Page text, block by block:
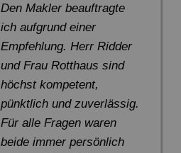
Den Makler beauftragte
ich aufgrund einer
Empfehlung. Herr Ridder
und Frau Rotthaus sind
höchst kompetent,
pünktlich und zuverlässig.
Für alle Fragen waren
beide immer persönlich